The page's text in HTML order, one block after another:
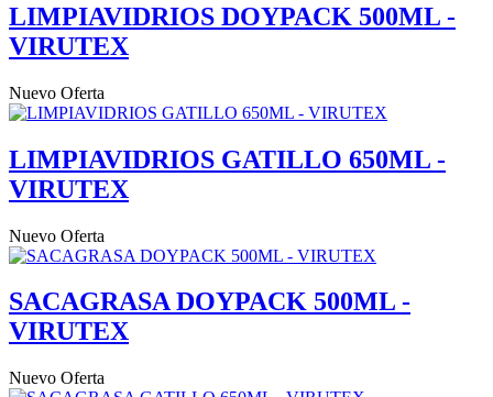
LIMPIAVIDRIOS DOYPACK 500ML -
VIRUTEX
Nuevo Oferta
LIMPIAVIDRIOS GATILLO 650ML -
VIRUTEX
Nuevo Oferta
SACAGRASA DOYPACK 500ML -
VIRUTEX
Nuevo Oferta